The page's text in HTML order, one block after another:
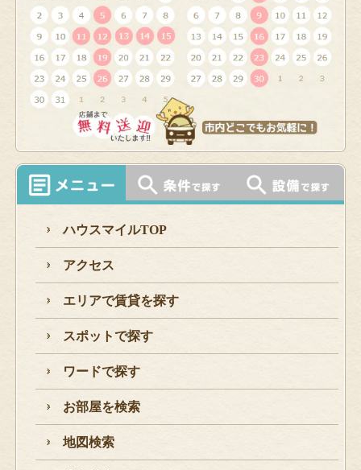
ハウスマイルTOP
アクセス
エリアで賃貸を探す
スポットで探す
ワードで探す
お部屋を検索
地図検索